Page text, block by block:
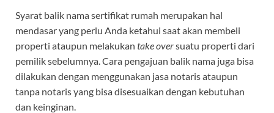
Syarat balik nama sertifikat rumah merupakan hal
mendasar yang perlu Anda ketahui saat akan membeli
properti ataupun melakukan take oversuatu properti dari
pemilik sebelumnya. Cara pengajuan balik nama juga bisa
dilakukan dengan menggunakan jasa notaris ataupun
tanpa notaris yang bisa disesuaikan dengan kebutuhan
dan keinginan.